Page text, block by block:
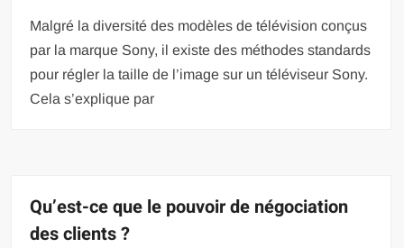
Malgré la diversité des modèles de télévision conçus
par la marque Sony, il existe des méthodes standards
pour régler la taille de l’image sur un téléviseur Sony.
Cela s’explique par
Qu’est-ce que le pouvoir de négociation
des clients ?